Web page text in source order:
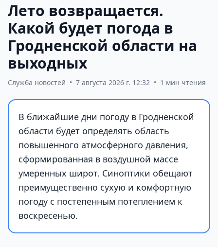
Лето возвращается.
Какой будет погода в
Гродненской области на
выходных
Служба новостей • 7 августа 2026 г. 12:32 • 1 мин чтения
В ближайшие дни погоду в Гродненской
области будет определять область
повышенного атмосферного давления,
сформированная в воздушной массе
умеренных широт. Синоптики обещают
преимущественно сухую и комфортную
погоду с постепенным потеплением к
воскресенью.